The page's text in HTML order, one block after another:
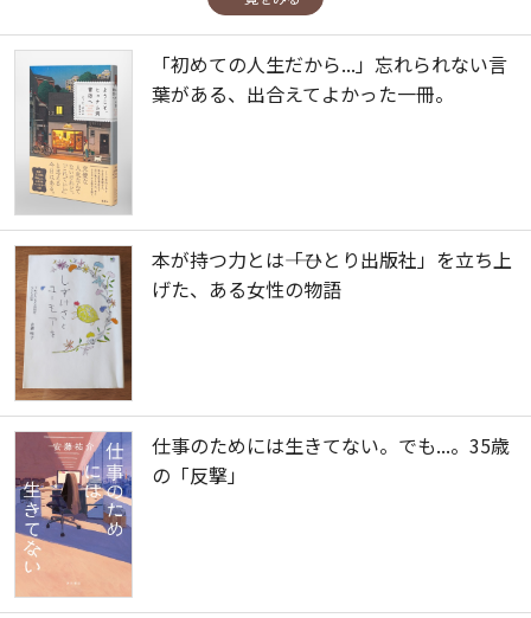
「初めての人生だから...」忘れられない言
葉がある、出合えてよかった一冊。
本が持つ力とは――「ひとり出版社」を立ち上
げた、ある女性の物語
仕事のためには生きてない。でも...。35歳
の「反撃」